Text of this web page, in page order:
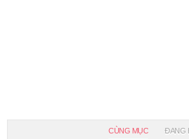
CÙNG MỤC ĐANG